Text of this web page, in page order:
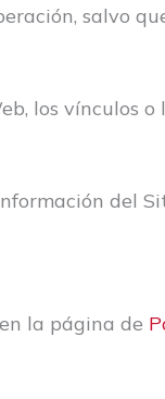
salvo
los vínculos
del
la página de